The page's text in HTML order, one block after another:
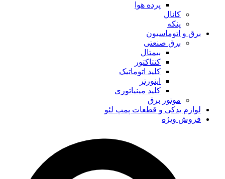
پرده هوا
کانال
پنکه
برق و اتوماسیون
برق صنعتی
بیمتال
کنتاکتور
کلید اتوماتیک
اینورتر
کلید مینیاتوری
موتور برق
لوازم یدکی و قطعات پمپ لئو
فروش ویژه